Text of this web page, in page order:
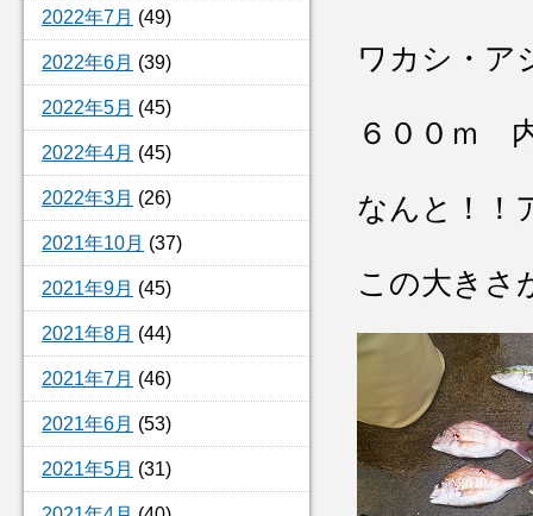
2022年7月 (49)
2022年6月 (39)
2022年5月 (45)
2022年4月 (45)
2022年3月 (26)
2021年10月 (37)
2021年9月 (45)
2021年8月 (44)
2021年7月 (46)
2021年6月 (53)
2021年5月 (31)
ワカシ・ア
６００ｍ
なんと！！
この大きさ